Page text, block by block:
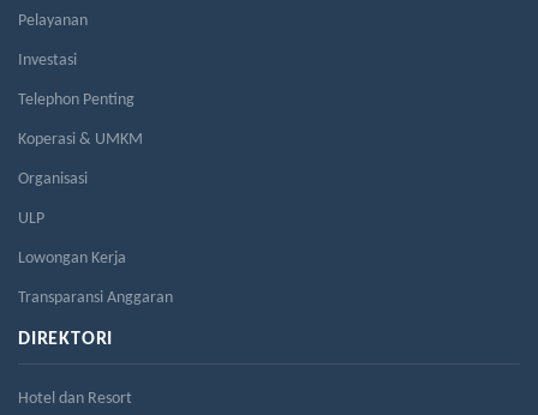
Pelayanan
Investasi
Telephon Penting
Koperasi & UMKM
Organisasi
ULP
Lowongan Kerja
Transparansi Anggaran
DIREKTORI
Hotel dan Resort